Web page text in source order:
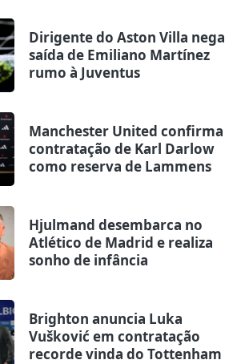
Dirigente do Aston Villa nega
saída de Emiliano Martínez
rumo à Juventus
Manchester United confirma
contratação de Karl Darlow
como reserva de Lammens
Hjulmand desembarca no
Atlético de Madrid e realiza
sonho de infância
Brighton anuncia Luka
Vušković em contratação
recorde vinda do Tottenham